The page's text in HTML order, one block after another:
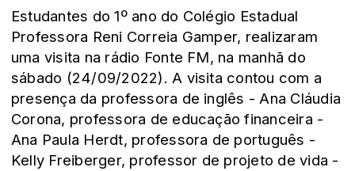
Estudantes do 1º ano do Colégio Estadual
Professora Reni Correia Gamper, realizaram
uma visita na rádio Fonte FM, na manhã do
sábado (24/09/2022). A visita contou com a
presença da professora de inglês - Ana Cláudia
Corona, professora de educação financeira -
Ana Paula Herdt, professora de português -
Kelly Freiberger, professor de projeto de vida -